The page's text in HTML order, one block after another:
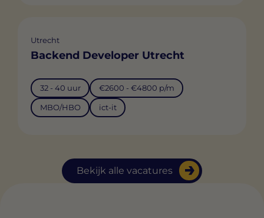
Bekijk alle vacatures
Utrecht
Backend Developer Utrecht
32 - 40 uur €2600 - €4800 p/m
MBO/HBO ict-it